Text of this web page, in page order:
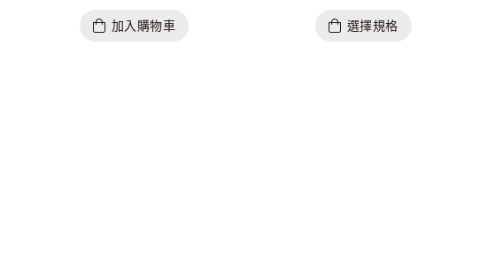
加入購物車 選擇規格